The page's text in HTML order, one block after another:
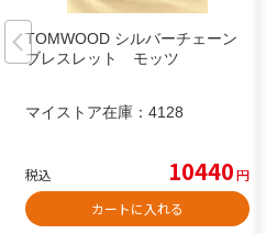
TOMWOOD シルバーチェーン
ブレスレット モッツ
マイストア在庫： 4128
税込 10440円
カートに入れる